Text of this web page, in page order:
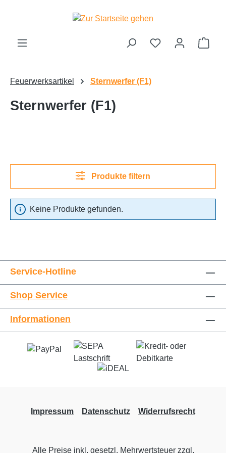
Zum Hauptinhalt springen
Feuerwerksartikel Sternwerfer (F1)
Sternwerfer (F1)
Produkte filtern
Keine Produkte gefunden.
Service-Hotline
Shop Service
Informationen
Impressum Datenschutz Widerrufsrecht
Alle Preise inkl. gesetzl. Mehrwertsteuer zzgl.